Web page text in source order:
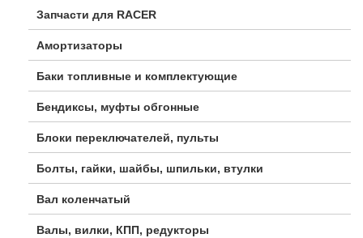
Запчасти для RACER
Амортизаторы
Баки топливные и комплектующие
Бендиксы, муфты обгонные
Блоки переключателей, пульты
Болты, гайки, шайбы, шпильки, втулки
Вал коленчатый
Валы, вилки, КПП, редукторы